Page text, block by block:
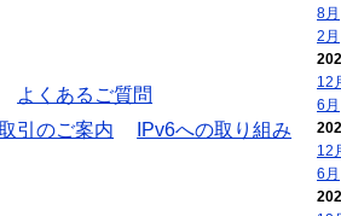
よくあるご質問
引のご案内
IPv6への取り組み
8月
2月
12
6月
12
6月